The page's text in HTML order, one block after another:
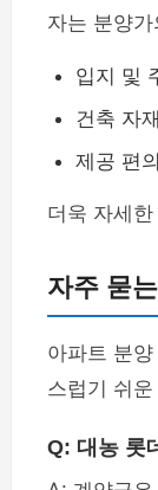
자는 분양
입지 및
건축 자
제공 편
더욱 자세
자주 묻
아파트 분
스럽기 쉬
Q: 대농 롯